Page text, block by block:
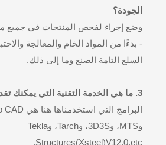
الجودة؟
وضع إجراء لفحص المنتجات في جميع
- بدءًا من المواد الخام والمعالجة
السلع التامة الصنع وما إلى ذلك.
3. ما هي الخدمة التقنية التي يمكنك تقديمها؟
وMTS، و3D3S، وTarch، وTekla
Structures(Xsteel)V12.0.etc.